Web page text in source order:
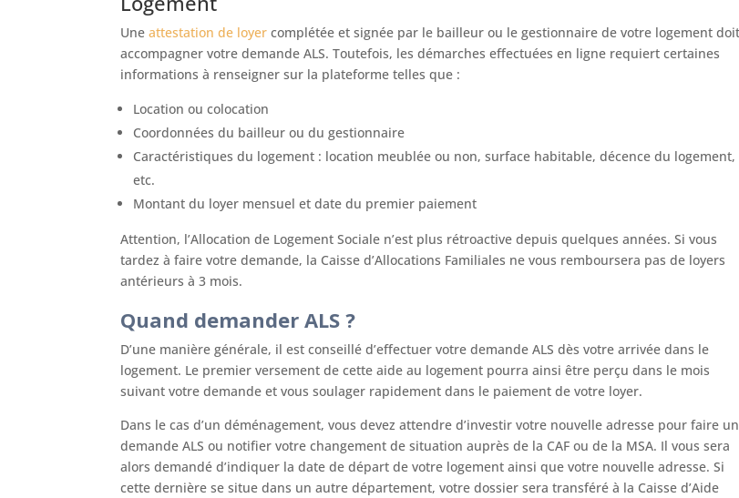
Une attestation de loyer complétée et signée par le bailleur ou le gestionnaire de votre logement doit
accompagner votre demande ALS. Toutefois, les démarches effectuées en ligne requiert certaines
informations à renseigner sur la plateforme telles que :
Location ou colocation
Coordonnées du bailleur ou du gestionnaire
Caractéristiques du logement : location meublée ou non, surface habitable, décence du logement,
etc.
Montant du loyer mensuel et date du premier paiement
Attention, l’Allocation de Logement Sociale n’est plus rétroactive depuis quelques années. Si vous
tardez à faire votre demande, la Caisse d’Allocations Familiales ne vous remboursera pas de loyers
antérieurs à 3 mois.
Quand demander ALS ?
D’une manière générale, il est conseillé d’effectuer votre demande ALS dès votre arrivée dans le
logement. Le premier versement de cette aide au logement pourra ainsi être perçu dans le mois
suivant votre demande et vous soulager rapidement dans le paiement de votre loyer.
Dans le cas d’un déménagement, vous devez attendre d’investir votre nouvelle adresse pour faire
demande ALS ou notifier votre changement de situation auprès de la CAF ou de la MSA. Il vous sera
alors demandé d’indiquer la date de départ de votre logement ainsi que votre nouvelle adresse. Si
cette dernière se situe dans un autre département, votre dossier sera transféré à la Caisse d’Aide